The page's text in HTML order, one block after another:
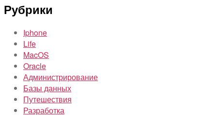
Рубрики
Iphone
Life
MacOS
Oracle
Администрирование
Базы данных
Путешествия
Разработка